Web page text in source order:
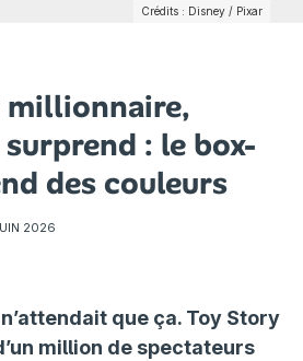
Crédits : Disney / Pixar
millionnaire,
: le box-
des couleurs
2026
que ça. Toy Story
million de spectateurs